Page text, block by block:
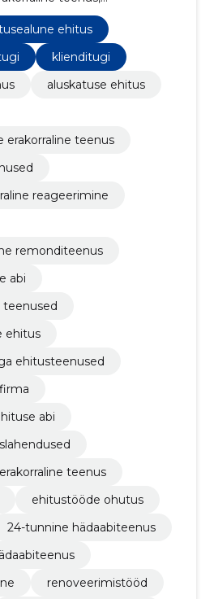
ehitus, hädaabi
erakorraline
kohene katusealune
erakorraline abi
ehitus
klienditugi
aluskatuse ehitus
erakorraline teenus
reageerimine
remonditeenus
abi
ehitus
ehitusteenused
abi
erakorraline teenus
ehitustööde ohutus
24-tunnine hädaabiteenus
renoveerimistööd